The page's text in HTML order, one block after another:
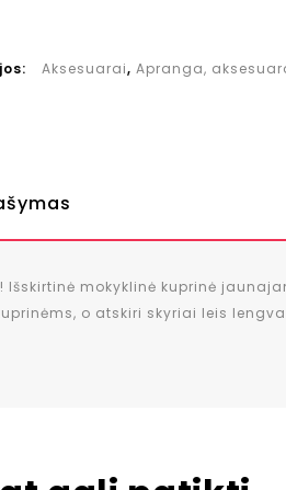
Aksesuarai, Apranga,
Išskirtinė mokyklinė kuprinė
o atskiri skyriai leis